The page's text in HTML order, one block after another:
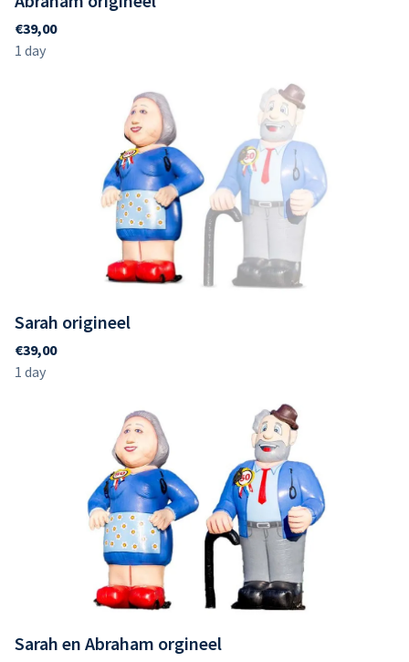
Sarah origineel
Sarah en Abraham orgineel